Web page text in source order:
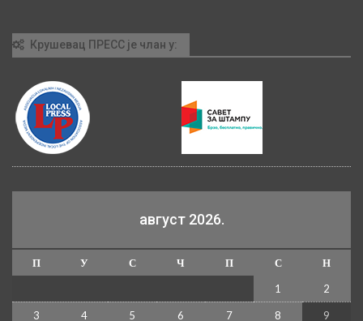
Крушевац ПРЕСС је члан у:
август 2026.
П У С Ч П С
Н
1
2
3 4 5 6 7 8 9